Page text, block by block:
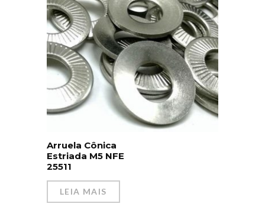
Arruela Cônica
Estriada M5 NFE
25511
LEIA MAIS